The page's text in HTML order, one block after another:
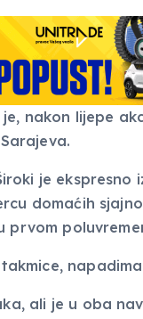
nakon lijepe
je
domaćih
prvom
ali je u oba